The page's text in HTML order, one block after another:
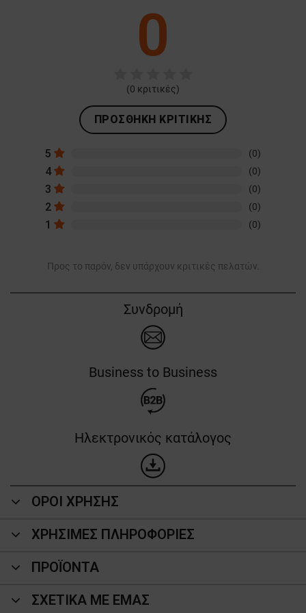
0
(0 κριτικές)
ΠΡΟΣΘΉΚΗ ΚΡΙΤΙΚΉΣ
5 (0)
4 (0)
3 (0)
2 (0)
1 (0)
Προς το παρόν, δεν υπάρχουν κριτικές πελατών.
Συνδρομή
Business to Business
Ηλεκτρονικός κατάλογος
ΟΡΟΙ ΧΡΗΣΗΣ
ΧΡΗΣΙΜΕΣ ΠΛΗΡΟΦΟΡΙΕΣ
ΠΡΟΪΌΝΤΑ
ΣΧΕΤΙΚΑ ΜΕ ΕΜΑΣ